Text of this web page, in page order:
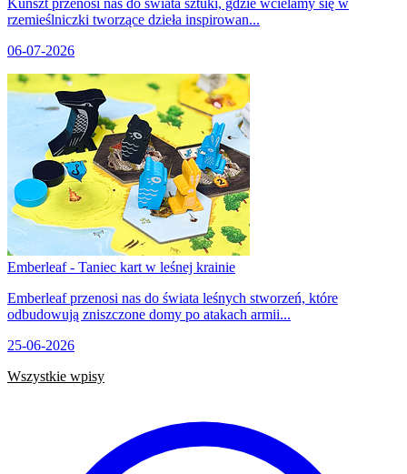
Kunszt przenosi nas do świata sztuki, gdzie wcielamy się w
rzemieślniczki tworzące dzieła inspirowan...
06-07-2026
Emberleaf - Taniec kart w leśnej krainie
Emberleaf przenosi nas do świata leśnych stworzeń, które
odbudowują zniszczone domy po atakach armii...
25-06-2026
Wszystkie wpisy